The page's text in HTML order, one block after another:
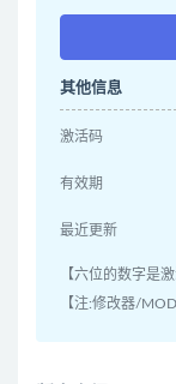
其他信息
激活码
有效期
最近更新
【六位的数字是
【注:修改器/